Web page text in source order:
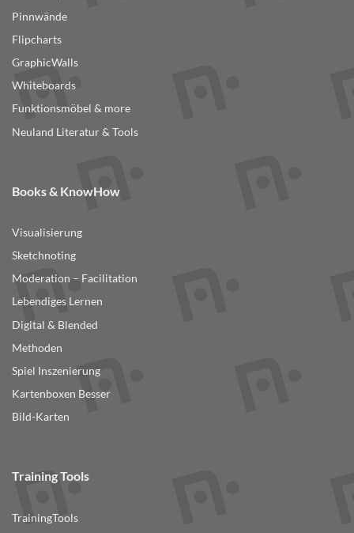
werden
Pinnwände
Flipcharts
GraphicWalls
Whiteboards
Funktionsmöbel & more
Neuland Literatur & Tools
Books & KnowHow
Visualisierung
Sketchnoting
Moderation – Facilitation
Lebendiges Lernen
Digital & Blended
Methoden
Spiel Inszenierung
Kartenboxen Besser
Bild-Karten
Training Tools
TrainingTools